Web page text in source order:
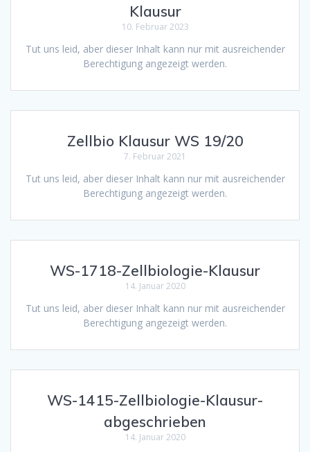
Klausur
10. Februar 2023
Tut uns leid, aber dieser Inhalt kann nur mit ausreichender
Berechtigung angezeigt werden.
Zellbio Klausur WS 19/20
7. Februar 2021
Tut uns leid, aber dieser Inhalt kann nur mit ausreichender
Berechtigung angezeigt werden.
WS-1718-Zellbiologie-Klausur
14. Januar 2020
Tut uns leid, aber dieser Inhalt kann nur mit ausreichender
Berechtigung angezeigt werden.
WS-1415-Zellbiologie-Klausur-
abgeschrieben
14. Januar 2020